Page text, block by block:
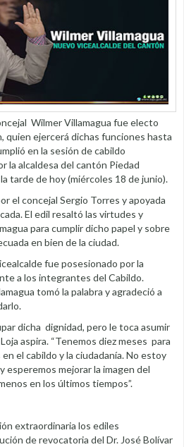
Wilmer Villamagua fue electo
quien ejercerá dichas funciones hasta
en la sesión de cabildo
la alcaldesa del cantón Piedad
tarde de hoy (miércoles 18 de junio).
el concejal Sergio Torres y apoyada
El edil resaltó las virtudes y
para cumplir dicho papel y sobre
en bien de la ciudad.
fue posesionado por la
a los integrantes del Cabildo.
tomó la palabra y agradeció a
dicha dignidad, pero le toca asumir
aspira. “Tenemos diez meses para
el cabildo y la ciudadanía. No estoy
mejorar la imagen del
en los últimos tiempos”.
extraordinaria los ediles
de revocatoria del Dr. José Bolívar